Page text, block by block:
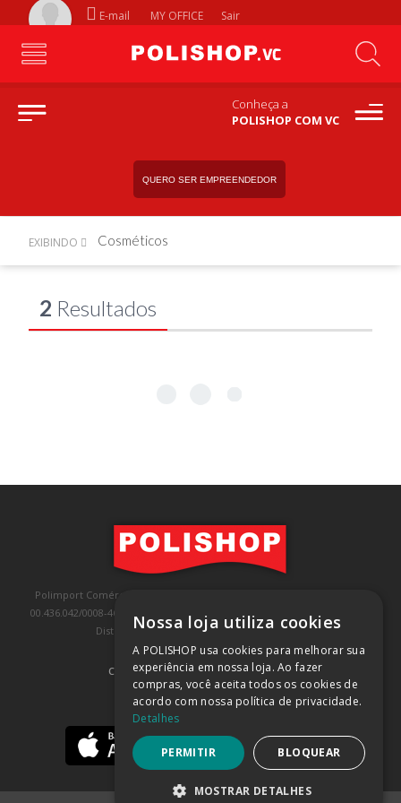
E-mail MY OFFICE Sair
Conheça a
POLISHOP COM VC
QUERO SER EMPREENDEDOR
EXIBINDO Cosméticos
2 Resultados
Polimport Comércio e Exportação LTDA, inscrita no CNPJ/MF sob o nº
00.436.042/0008-46, IE 407.458.707.103, com sede na Rua Kanebo, nº 175,
Distrito Industrial, Jundiaí/SP, CEP: 13213-090
COMPRA 100% SEGURA (SAIBA MAIS)
BAIXE NOSSO APP
Nossa loja utiliza cookies
A POLISHOP usa cookies para melhorar sua
experiência em nossa loja. Ao fazer
compras, você aceita todos os cookies de
acordo com nossa política de privacidade.
Detalhes
PERMITIR BLOQUEAR
MOSTRAR DETALHES